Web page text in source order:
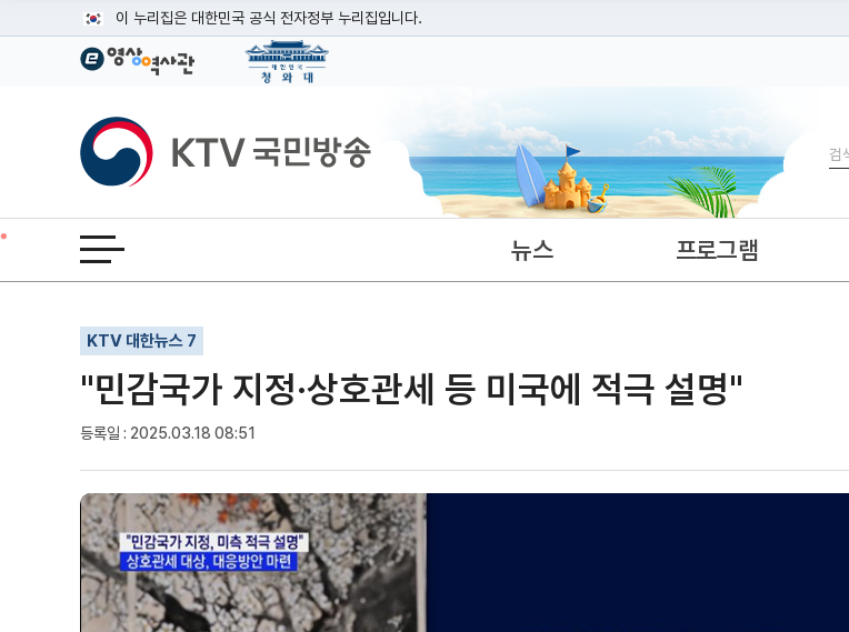
이 누리집은 대한민국 공식 전자정부 누리집입니다.
공식 누리집 주소 확인하기
이밖에 or.kr 또는 .kr등 다른 도메인 주소를 사용하고 있다면 아래 URL에서 도메인 주소를 확인해 보세요
운영중인 공식 누리집보기
KTV국민방송
전체메뉴 열기 뉴스 프로그램
KTV 대한뉴스 7
"민감국가 지정·상호관세 등 미국에 적극 설명"
등록일 : 2025.03.18 08:51
기사인쇄
글자확대
글자축소